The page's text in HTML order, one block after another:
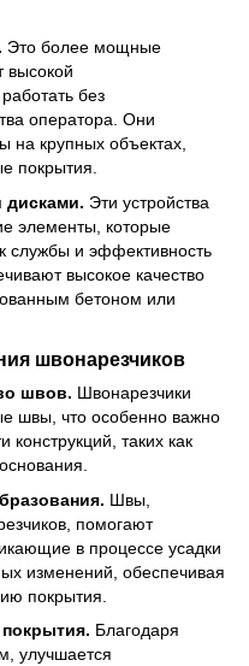
Это более мощные
высокой
без
оператора. Они
на крупных объектах,
покрытия.
дисками. Эти устройства
элементы, которые
службы и эффективность
высокое качество
бетоном или
швонарезчиков
швов. Швонарезчики
швы, что особенно важно
конструкций, таких как
Швы,
помогают
в процессе усадки
изменений, обеспечивая
покрытия.
Благодаря
улучшается